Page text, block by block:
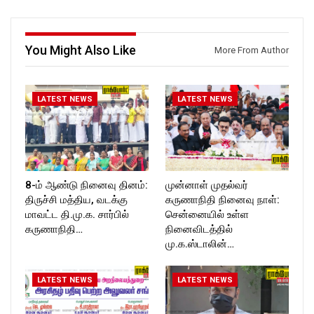
https://twitter.com/ROCKFOR
T_TIMES
https://twitter.com/ROCKFOR
You Might Also Like More From Author
LATEST NEWS
8-ம் ஆண்டு நினைவு தினம்:
திருச்சி மத்திய, வடக்கு
மாவட்ட தி.மு.க. சார்பில்
கருணாநிதி…
LATEST NEWS
முன்னாள் முதல்வர்
கருணாநிதி நினைவு நாள்:
சென்னையில் உள்ள
நினைவிடத்தில்
மு.க.ஸ்டாலின்…
LATEST NEWS LATEST NEWS